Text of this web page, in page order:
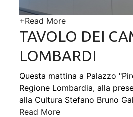
+Read More
TAVOLO DEI
LOMBARDI
Questa mattina a Palazzo
Regione Lombardia, alla
alla Cultura Stefano Bruno
Read More